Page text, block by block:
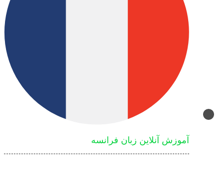
آموزش آنلاین زبان فرانسه